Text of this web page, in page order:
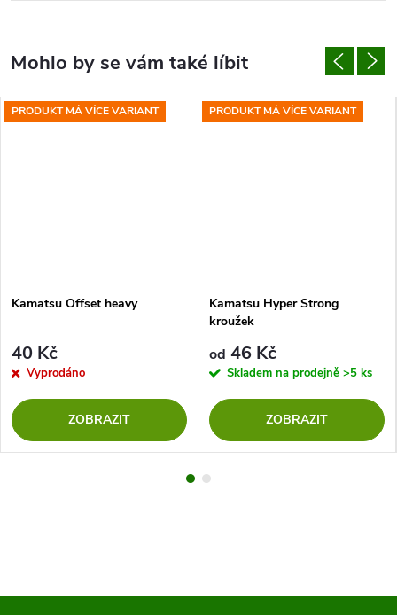
PRODUKT MÁ VÍCE VARIANT
Kamatsu Offset heavy
40 Kč
Vyprodáno
ZOBRAZIT
PRODUKT MÁ VÍCE VARIANT
Kamatsu Hyper Strong
kroužek
od 46 Kč
Skladem na prodejně >5 ks
ZOBRAZIT